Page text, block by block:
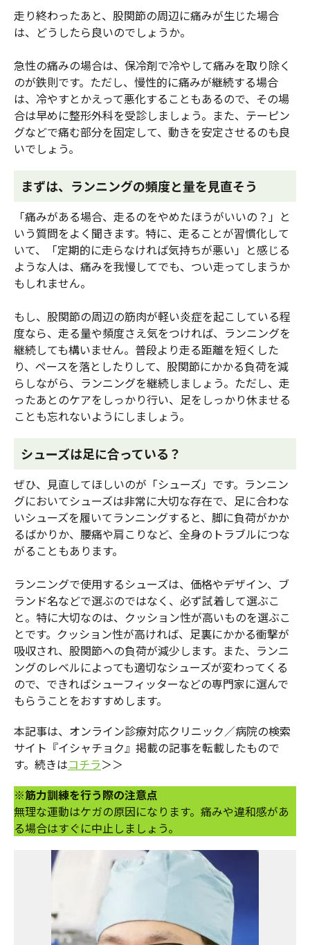
走り終わったあと、股関節の周辺に痛みが生じた場合
は、どうしたら良いのでしょうか。
急性の痛みの場合は、保冷剤で冷やして痛みを取り除く
のが鉄則です。ただし、慢性的に痛みが継続する場合
は、冷やすとかえって悪化することもあるので、その場
合は早めに整形外科を受診しましょう。また、テーピン
グなどで痛む部分を固定して、動きを安定させるのも良
いでしょう。
まずは、ランニングの頻度と量を見直そう
「痛みがある場合、走るのをやめたほうがいいの？」と
いう質問をよく聞きます。特に、走ることが習慣化して
いて、「定期的に走らなければ気持ちが悪い」と感じる
ような人は、痛みを我慢してでも、つい走ってしまうか
もしれません。
もし、股関節の周辺の筋肉が軽い炎症を起こしている程
度なら、走る量や頻度さえ気をつければ、ランニングを
継続しても構いません。普段より走る距離を短くした
り、ペースを落としたりして、股関節にかかる負荷を減
らしながら、ランニングを継続しましょう。ただし、走
ったあとのケアをしっかり行い、足をしっかり休ませる
ことも忘れないようにしましょう。
シューズは足に合っている？
ぜひ、見直してほしいのが「シューズ」です。ランニン
グにおいてシューズは非常に大切な存在で、足に合わな
いシューズを履いてランニングすると、脚に負荷がかか
るばかりか、腰痛や肩こりなど、全身のトラブルにつな
がることもあります。
ランニングで使用するシューズは、価格やデザイン、ブ
ランド名などで選ぶのではなく、必ず試着して選ぶこ
と。特に大切なのは、クッション性が高いものを選ぶこ
とです。クッション性が高ければ、足裏にかかる衝撃が
吸収され、股関節への負荷が減少します。また、ランニ
ングのレベルによっても適切なシューズが変わってくる
ので、できればシューフィッターなどの専門家に選んで
もらうことをおすすめします。
本記事は、オンライン診療対応クリニック／病院の検索
サイト『イシャチョク』掲載の記事を転載したもので
す。続きはコチラ＞＞
※筋力訓練を行う際の注意点
無理な運動はケガの原因になります。痛みや違和感があ
る場合はすぐに中止しましょう。